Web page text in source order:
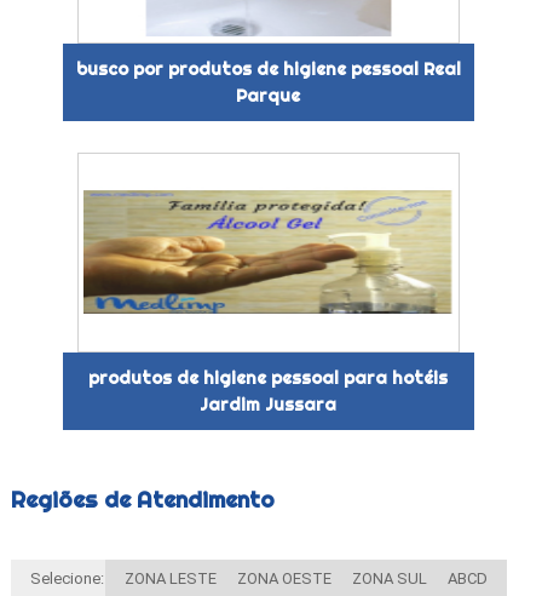
busco por produtos de higiene pessoal Real
Parque
produtos de higiene pessoal para hotéis
Jardim Jussara
Regiões de Atendimento
Selecione: ZONA LESTE ZONA OESTE ZONA SUL ABCD